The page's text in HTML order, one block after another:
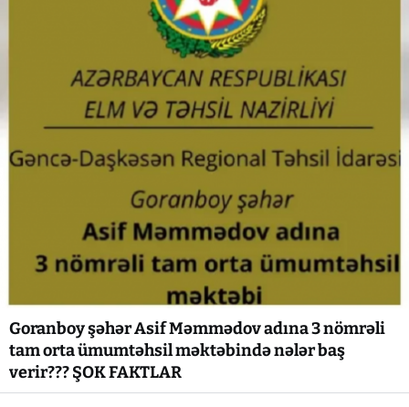
Goranboy şəhər Asif Məmmədov adına 3 nömrəli
tam orta ümumtəhsil məktəbində nələr baş
verir??? ŞOK FAKTLAR